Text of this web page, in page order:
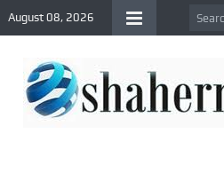
August 08, 2026